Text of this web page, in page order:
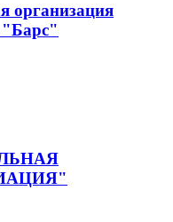
организация
"Барс"